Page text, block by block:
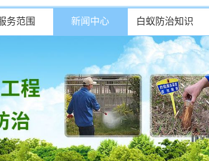
务范围 新闻中心 白蚁防治知识